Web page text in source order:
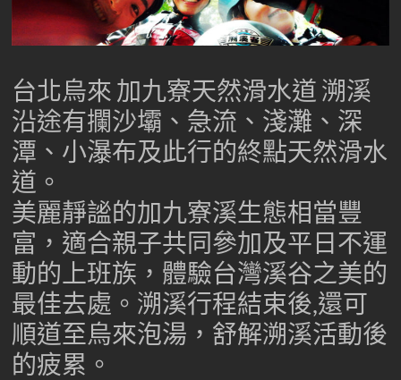
灣
專
溯
溪-
溯
溪-
攀
岩-
安
全
第
一
首
選
台北烏來 加九寮天然滑水道 溯溪
沿途有攔沙壩、急流、淺灘、深
潭、小瀑布及此行的終點天然滑水
道。
美麗靜謐的加九寮溪生態相當豐
富，適合親子共同參加及平日不運
動的上班族，體驗台灣溪谷之美的
最佳去處。溯溪行程結束後,還可
順道至烏來泡湯，舒解溯溪活動後
的疲累。